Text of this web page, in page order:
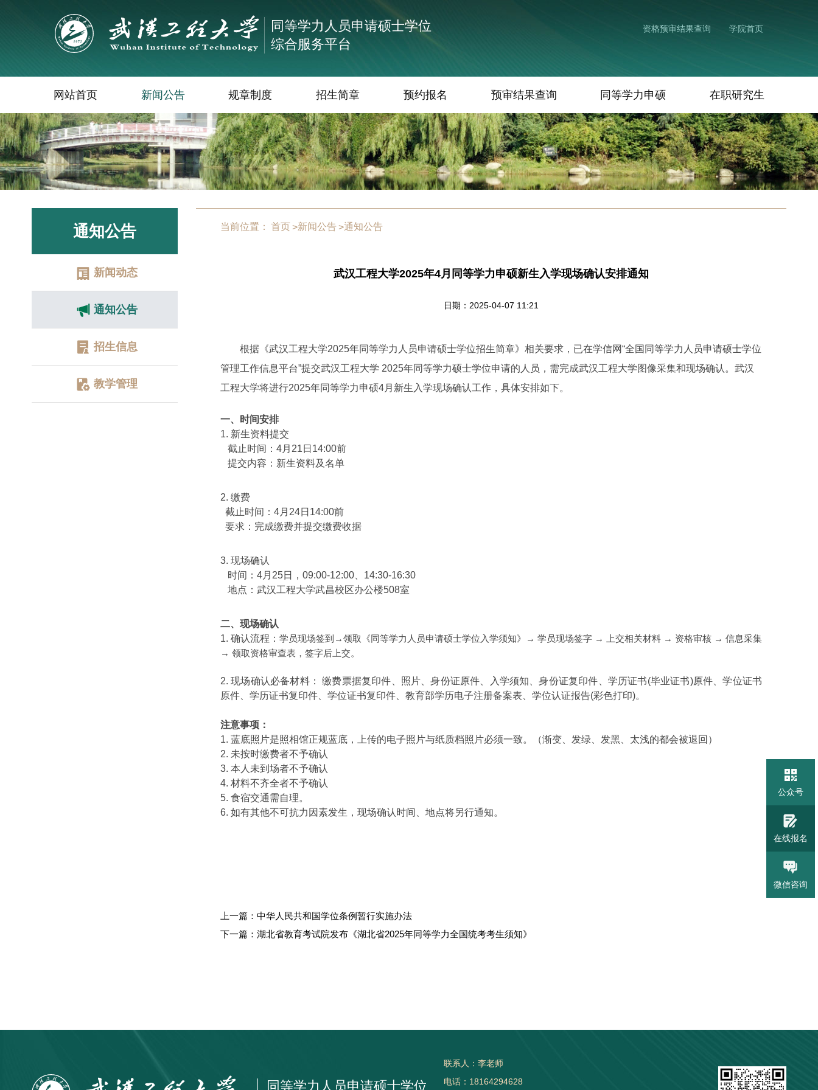
同等学力人员申请硕士学位
综合服务平台
资格预审结果查询 学院首页
网站首页 新闻公告 规章制度 招生简章 预约报名 预审结果查询 同等学力申硕 在职研究生
公众号
在线报名
微信咨询
通知公告
新闻动态
通知公告
招生信息
教学管理
当前位置： 首页>新闻公告 >通知公告
武汉工程大学2025年4月同等学力申硕新生入学现场确认安排通知
日期：2025-04-07 11:21
根据《武汉工程大学2025年同等学力人员申请硕士学位招生简章》相关要求，已在学信网“全国同等学力人员申请硕士学位
管理工作信息平台”提交武汉工程大学 2025年同等学力硕士学位申请的人员，需完成武汉工程大学图像采集和现场确认。武汉
工程大学将进行2025年同等学力申硕4月新生入学现场确认工作，具体安排如下。
一、时间安排
1. 新生资料提交
截止时间：4月21日14:00前
提交内容：新生资料及名单
2. 缴费
截止时间：4月24日14:00前
要求：完成缴费并提交缴费收据
3. 现场确认
时间：4月25日，09:00-12:00、14:30-16:30
地点：武汉工程大学武昌校区办公楼508室
二、现场确认
1. 确认流程： 学员现场签到→领取《同等学力人员申请硕士学位入学须知》→ 学员现场签字 → 上交相关材料 → 资格审核 → 信息采集
→ 领取资格审查表，签字后上交。
2. 现场确认必备材料： 缴费票据复印件、照片、身份证原件、入学须知、身份证复印件、学历证书(毕业证书)原件、学位证书
原件、学历证书复印件、学位证书复印件、教育部学历电子注册备案表、学位认证报告(彩色打印)。
注意事项：
1. 蓝底照片是照相馆正规蓝底，上传的电子照片与纸质档照片必须一致。（渐变、发绿、发黑、太浅的都会被退回）
2. 未按时缴费者不予确认
3. 本人未到场者不予确认
4. 材料不齐全者不予确认
5. 食宿交通需自理。
6. 如有其他不可抗力因素发生，现场确认时间、地点将另行通知。
上一篇：中华人民共和国学位条例暂行实施办法
下一篇：湖北省教育考试院发布《湖北省2025年同等学力全国统考考生须知》
同等学力人员申请硕士学位
联系人：李老师
电话：18164294628